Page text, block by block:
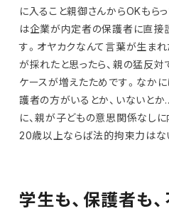
に入ること親御さんからOKもらっ
は企業が内定者の保護者に直接
す。オヤカクなんて言葉が生まれ
が採れたと思ったら、親の猛反
ケースが増えたためです。なか
護者の方がいるとか、いないと
に、親が子どもの意思関係なし
20歳以上ならば法的拘束力はな
学生も、保護者も